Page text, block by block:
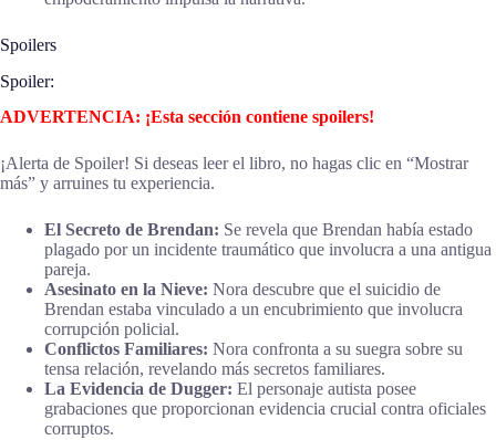
Spoilers
Spoiler:
ADVERTENCIA: ¡Esta sección contiene spoilers!
¡Alerta de Spoiler! Si deseas leer el libro, no hagas clic en “Mostrar
más” y arruines tu experiencia.
El Secreto de Brendan: Se revela que Brendan había estado
plagado por un incidente traumático que involucra a una antigua
pareja.
Asesinato en la Nieve: Nora descubre que el suicidio de
Brendan estaba vinculado a un encubrimiento que involucra
corrupción policial.
Conflictos Familiares: Nora confronta a su suegra sobre su
tensa relación, revelando más secretos familiares.
La Evidencia de Dugger: El personaje autista posee
grabaciones que proporcionan evidencia crucial contra oficiales
corruptos.